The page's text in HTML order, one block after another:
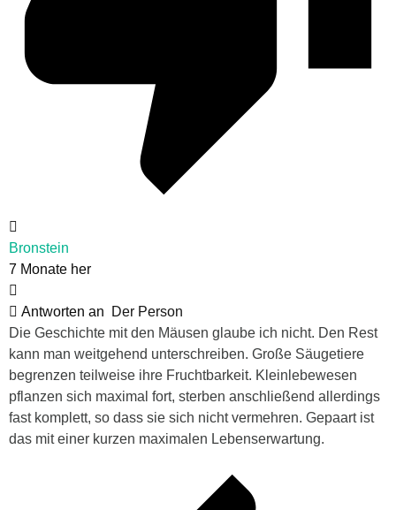
Bronstein
7 Monate her
Antworten an
Der Person
Die Geschichte mit den Mäusen glaube ich nicht. Den Rest
kann man weitgehend unterschreiben. Große Säugetiere
begrenzen teilweise ihre Fruchtbarkeit. Kleinlebewesen
pflanzen sich maximal fort, sterben anschließend allerdings
fast komplett, so dass sie sich nicht vermehren. Gepaart ist
das mit einer kurzen maximalen Lebenserwartung.